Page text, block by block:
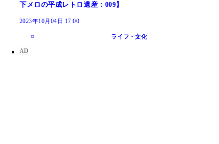
下メロの平成レトロ遺産：009】
2023年10月04日 17:00
ライフ・文化